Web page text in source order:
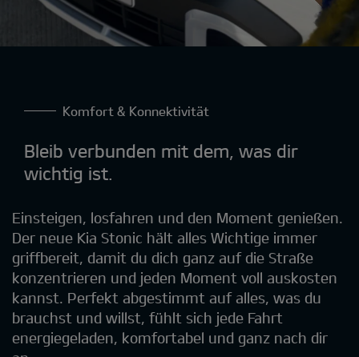
Komfort & Konnektivität
Bleib verbunden mit dem, was dir
wichtig ist.
Einsteigen, losfahren und den Moment genießen.
Der neue Kia Stonic hält alles Wichtige immer
griffbereit, damit du dich ganz auf die Straße
konzentrieren und jeden Moment voll auskosten
kannst. Perfekt abgestimmt auf alles, was du
brauchst und willst, fühlt sich jede Fahrt
energiegeladen, komfortabel und ganz nach dir